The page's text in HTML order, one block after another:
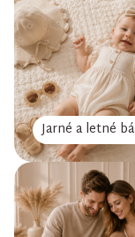
Jarné a letné